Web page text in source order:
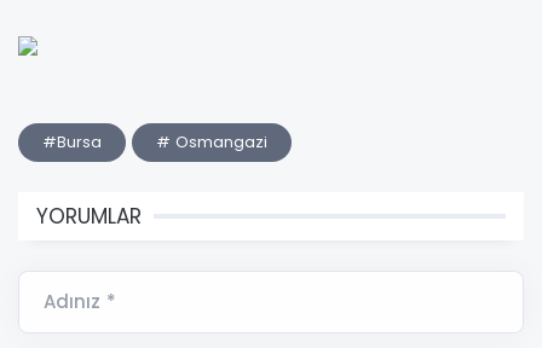
#Bursa # Osmangazi
YORUMLAR
Adınız *